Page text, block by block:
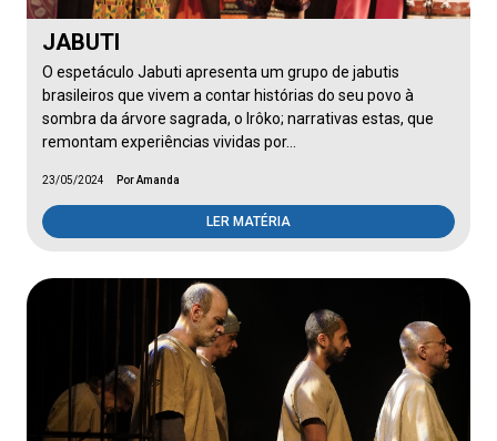
JABUTI
O espetáculo Jabuti apresenta um grupo de jabutis
brasileiros que vivem a contar histórias do seu povo à
sombra da árvore sagrada, o Irôko; narrativas estas, que
remontam experiências vividas por…
23/05/2024 Por Amanda
LER MATÉRIA